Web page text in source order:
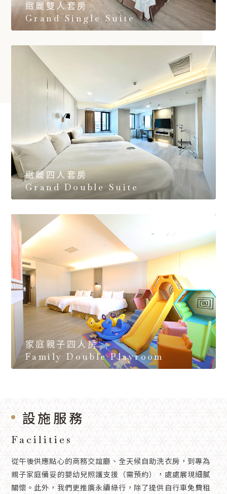
緻麗雙人套房
Grand Single Suite
緻麗四人套房
Grand Double Suite
家庭親子四人房
Family Double Playroom
設施服務
Facilities
從午後供應點心的商務交誼廳、全天候自助洗衣房，到專為
親子家庭備妥的嬰幼兒照護支援（需預約），處處展現細膩
關懷。此外，我們更推廣永續綠行，除了提供自行車免費租